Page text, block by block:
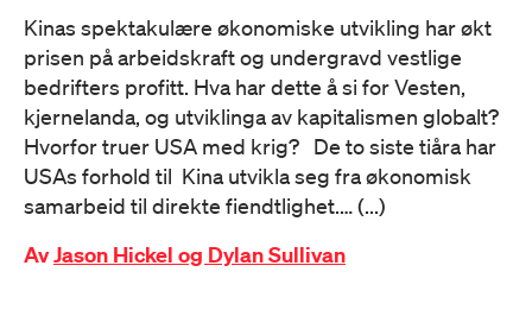
Kinas spektakulære økonomiske utvikling har økt
prisen på arbeidskraft og undergravd vestlige
bedrifters profitt. Hva har dette å si for Vesten,
kjernelanda, og utviklinga av kapitalismen globalt?
Hvorfor truer USA med krig? De to siste tiåra har
USAs forhold til Kina utvikla seg fra økonomisk
samarbeid til direkte fiendtlighet.… (...)
AvJason Hickel og Dylan Sullivan